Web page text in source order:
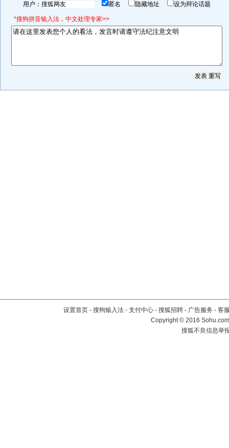
用户： 匿名 隐藏地址 设为辩论话题
*搜狗拼音输入法，中文处理专家>>
设置首页 - 搜狗输入法 - 支付中心 - 搜狐招聘 - 广告服务 - 客
Copyright©2016
搜狐不良信息举